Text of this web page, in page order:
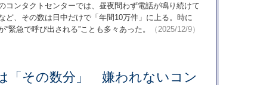
コンタクトセンターでは、昼夜問わず電話が鳴り続けて
ど、その数は日中だけで「年間10万件」に上る。時に
緊急で呼び出される”ことも多々あった。
（2025/12/9）
「その数分」 嫌われないコン